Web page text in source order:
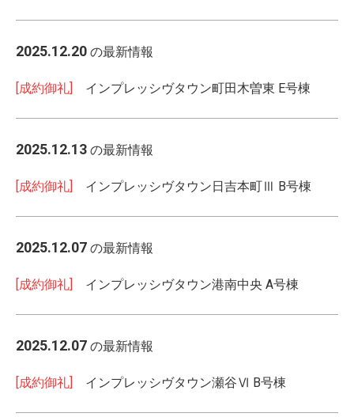
2025.12.20 の最新情報
[成約御礼] インプレッシヴタウン町田木曽東 E号棟
2025.12.13 の最新情報
[成約御礼] インプレッシヴタウン日吉本町Ⅲ B号棟
2025.12.07 の最新情報
[成約御礼] インプレッシヴタウン港南中央 A号棟
2025.12.07 の最新情報
[成約御礼] インプレッシヴタウン瀬谷Ⅵ B号棟